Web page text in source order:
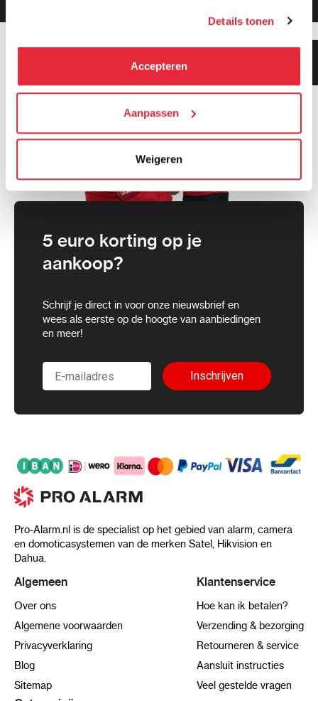
kunnen deze gegevens combineren met informatie die zij
hebben verzameld via het gebruik van hun diensten. Je
kunt alle cookies accepteren, alleen noodzakelijke
We werken samen met21 derden
die uw gegevens
kunnen ontvangen en verwerken.
Details tonen
Accepteren
Aanpassen
Weigeren
5 euro korting op je
aankoop?
Schrijf je direct in voor onze nieuwsbrief en
wees als eerste op de hoogte van aanbiedingen
en meer!
Inschrijven
Pro-Alarm.nl is de specialist op het gebied van alarm, camera
en domoticasystemen van de merken Satel, Hikvision en
Dahua.
gemiddeld!
Algemeen
Over ons
Algemene voorwaarden
Privacyverklaring
Blog
Sitemap
Klantenservice
Hoe kan ik betalen?
Verzending & bezorging
Retourneren & service
Aansluit instructies
Veel gestelde vragen